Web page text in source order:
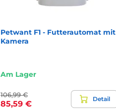
Petwant F1 - Futterautomat mit
Kamera
Am Lager
106,99 €
85,59 €
Detail